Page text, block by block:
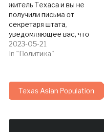
житель Техаса и вы не
получили письма от
секретаря штата,
уведомляющее вас, что
вы — мертвый, значит, вы
– счастливчик.. В Техасе
из числа избирателей, -
сообщает Dallas
Telegraph. Чиновники
выборы, несколько раз
2023-05-21
In "Политика"
Texas Asian Population